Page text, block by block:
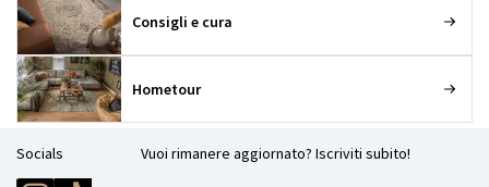
Consigli e cura
Hometour
Socials Vuoi rimanere aggiornato? Iscriviti subito!